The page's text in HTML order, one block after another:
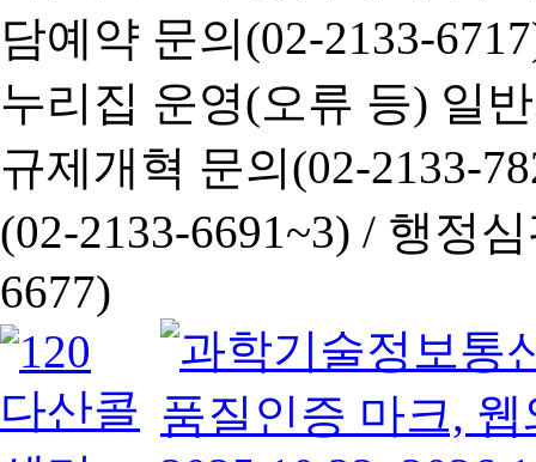
담예약 문의(02-2133-
누리집 운영(오류 등) 일
규제개혁 문의(02-2133-
(02-2133-6691~3) / 행정심
6677)